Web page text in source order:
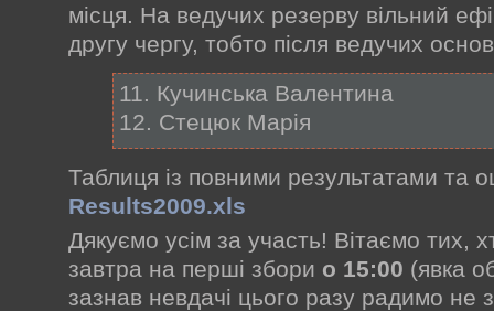
місця. На ведучих резерву вільний
другу чергу, тобто після ведучих
11. Кучинська Валентина
12. Стецюк Марія
Таблиця із повними результатами та
Results2009.xls
Дякуємо усім за участь! Вітаємо тих,
завтра на перші збори о 15:00 (явка
зазнав невдачі цього разу радимо не